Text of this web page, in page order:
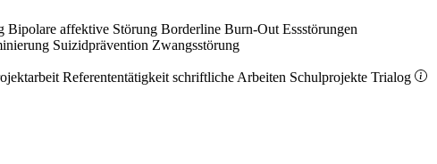
Bipolare affektive Störung Borderline Burn-Out Essstörungen
Suizidprävention Zwangsstörung
Referententätigkeit schriftliche Arbeiten Schulprojekte Trialog